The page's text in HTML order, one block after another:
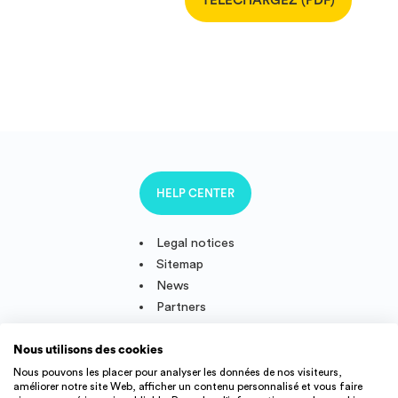
Legal notices
Sitemap
News
Partners
HELP CENTER
Follow us
Nous utilisons des cookies
Nous pouvons les placer pour analyser les données de nos visiteurs,
améliorer notre site Web, afficher un contenu personnalisé et vous faire